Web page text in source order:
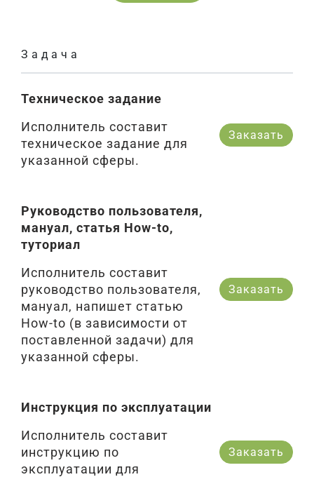
Задача
Техническое задание
Исполнитель составит
техническое задание для
указанной сферы.
Заказать
Руководство пользователя,
мануал, статья How-to,
туториал
Исполнитель составит
руководство пользователя,
мануал, напишет статью
How-to (в зависимости от
поставленной задачи) для
указанной сферы.
Заказать
Инструкция по эксплуатации
Исполнитель составит
инструкцию по
эксплуатации для
Заказать